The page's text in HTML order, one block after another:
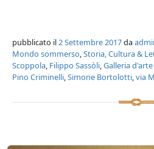
pubblicato il2 Settembre 2017da
Mondo sommerso,Storia, Cultura &
Scoppola, Filippo Sassòli,Galleria
Pino Criminelli,Simone Bortolotti,via